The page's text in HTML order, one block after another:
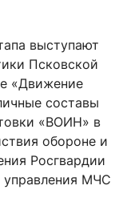
выступают
Псковской
«Движение
составы
«ВОИН» в
обороне и
Росгвардии
управления МЧС